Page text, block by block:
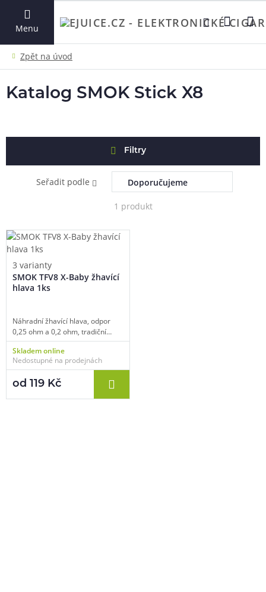
Menu
VYHLEDAT
Katalog SMOK Stick X8
Filtry
Seřadit podle
1 produkt
3 varianty
SMOK TFV8 X-Baby žhavící
hlava 1ks
Náhradní žhavící hlava, odpor
0,25 ohm a 0,2 ohm, tradiční
spirálka, vhodné pro DL vaping,
1ks v balení.
Skladem online
Nedostupné na prodejnách
od 119 Kč